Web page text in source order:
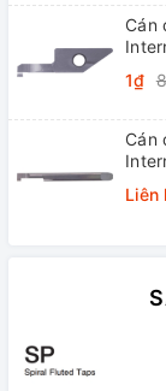
Cán
1₫
Cán
Liên